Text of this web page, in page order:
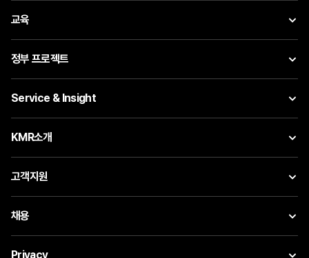
교육
정부 프로젝트
Service & Insight
KMR소개
고객지원
채용
Privacy